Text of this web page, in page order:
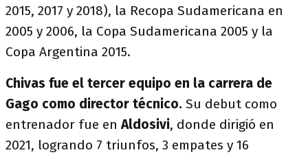
2015, 2017 y 2018), la Recopa Sudamericana en
2005 y 2006, la Copa Sudamericana 2005 y la
Copa Argentina 2015.
Chivas fue el tercer equipo en la carrera de
Gago como director técnico. Su debut como
entrenador fue enAldosivi, donde dirigió en
2021, logrando 7 triunfos, 3 empates y 16